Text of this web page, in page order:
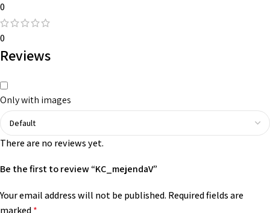
0
0
Reviews
Only with images
There are no reviews yet.
Be the first to review “KC_mejendaV”
Your email address will not be published. Required fields are
marked*